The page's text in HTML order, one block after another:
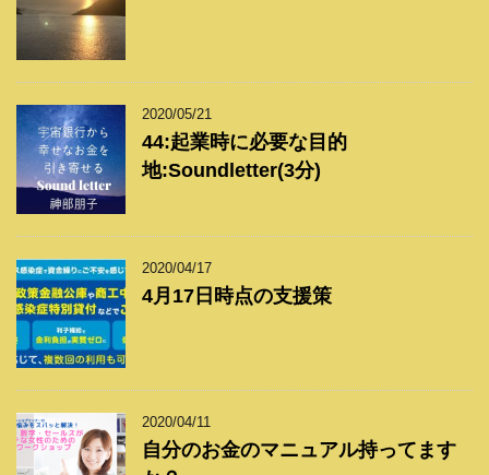
2020/05/21
44:起業時に必要な目的
地:Soundletter(3分)
2020/04/17
4月17日時点の支援策
2020/04/11
自分のお金のマニュアル持ってます